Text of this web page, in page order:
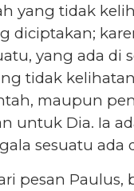
yang tidak
diciptakan;
yang ada di
tidak
maupun
untuk Dia. Ia
sesuatu ada
pesan Paulus,